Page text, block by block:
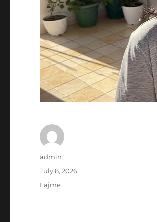
Author
admin
Posted
July 8, 2026
Categories
Lajme